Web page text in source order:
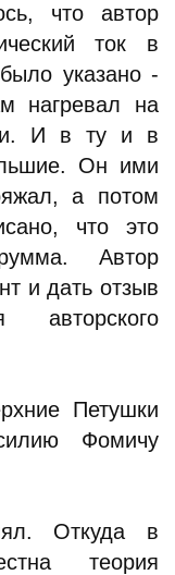
что автор
ток в
указано -
нагревал на
И в ту и в
Он ими
а потом
что это
Автор
и дать отзыв
Петушки
Фомичу
Откуда в
теория